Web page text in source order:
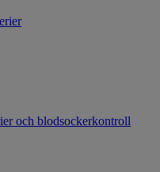
och blodsockerkontroll